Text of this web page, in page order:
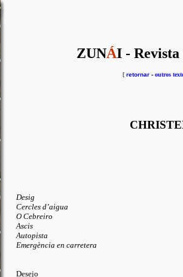
ZUNÁI - Revista
[ retornar- outros
Desig
Cercles d’aigua
O Cebreiro
Ascis
Autopista
Emergència en carretera
Desejo